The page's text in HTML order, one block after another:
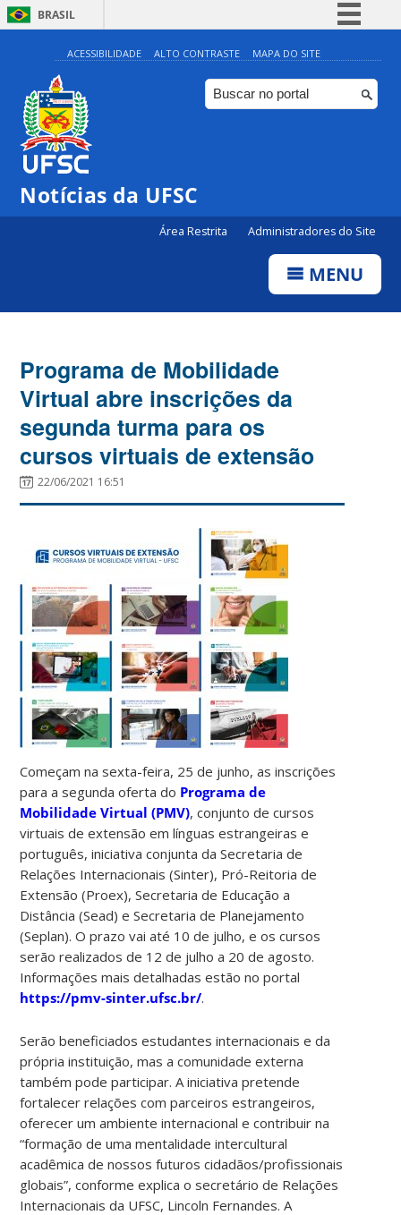
BRASIL
Simplifique!
Comunica BR
Participe
ACESSIBILIDADE ALTO CONTRASTE MAPA DO SITE
Notícias da UFSC
Área Restrita Administradores do Site
MENU
Programa de Mobilidade
Virtual abre inscrições da
segunda turma para os
cursos virtuais de extensão
22/06/2021 16:51
Começam na sexta-feira, 25 de junho, as inscrições
para a segunda oferta do Programa de
Mobilidade Virtual (PMV), conjunto de cursos
virtuais de extensão em línguas estrangeiras e
português, iniciativa conjunta da Secretaria de
Relações Internacionais (Sinter), Pró-Reitoria de
Extensão (Proex), Secretaria de Educação a
Distância (Sead) e Secretaria de Planejamento
(Seplan). O prazo vai até 10 de julho, e os cursos
serão realizados de 12 de julho a 20 de agosto.
Informações mais detalhadas estão no portal
https://pmv-sinter.ufsc.br/.
Serão beneficiados estudantes internacionais e da
própria instituição, mas a comunidade externa
também pode participar. A iniciativa pretende
fortalecer relações com parceiros estrangeiros,
oferecer um ambiente internacional e contribuir na
“formação de uma mentalidade intercultural
acadêmica de nossos futuros cidadãos/profissionais
globais”, conforme explica o secretário de Relações
Internacionais da UFSC, Lincoln Fernandes. A